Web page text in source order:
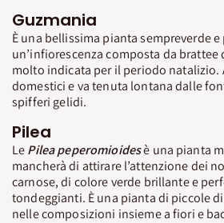
Guzmania
È una bellissima pianta sempreverde
un’infiorescenza composta da brattee
molto indicata per il periodo natalizio.
domestici e va tenuta lontana dalle
spifferi gelidi.
Pilea
LePilea peperomioidesè una pianta
mancherà di attirare l’attenzione dei
carnose, di colore verde brillante e
tondeggianti. È una pianta di piccole
nelle composizioni insieme a fiori e